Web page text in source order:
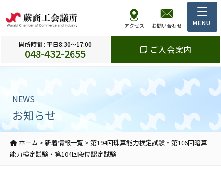
アクセス お問い合わせ
開所時間 : 平日8:30～17:00
048-432-2655 ご入会案内
NEWS
お知らせ
ホーム > 新着情報一覧 > 第194回珠算能力検定試験・第106回暗算
能力検定試験・第104回段位認定試験